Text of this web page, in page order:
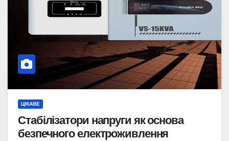
ЦІКАВЕ
Стабілізатори напруги як основа
безпечного електроживлення